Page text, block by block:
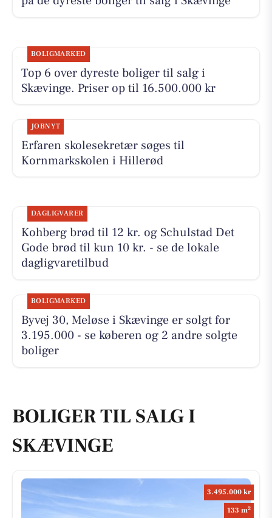
BOLIGMARKED
Top 6 over dyreste boliger til salg i
Skævinge. Priser op til 16.500.000 kr
JOBNYT
Erfaren skolesekretær søges til
Kornmarkskolen i Hillerød
DAGLIGVARER
Kohberg brød til 12 kr. og Schulstad Det
Gode brød til kun 10 kr. - se de lokale
dagligvaretilbud
BOLIGMARKED
Byvej 30, Meløse i Skævinge er solgt for
3.195.000 - se køberen og 2 andre solgte
boliger
BOLIGER TIL SALG I
SKÆVINGE
3.495.000 kr
133 m2